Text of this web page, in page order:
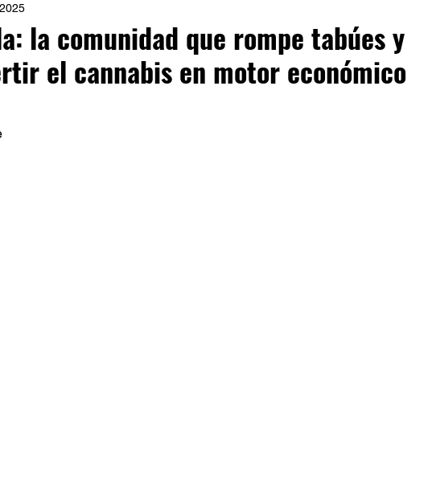
Cultura política
Sound System Festivales Sesiones RootsLand
la comunidad que rompe tabúes y
el cannabis en motor económico